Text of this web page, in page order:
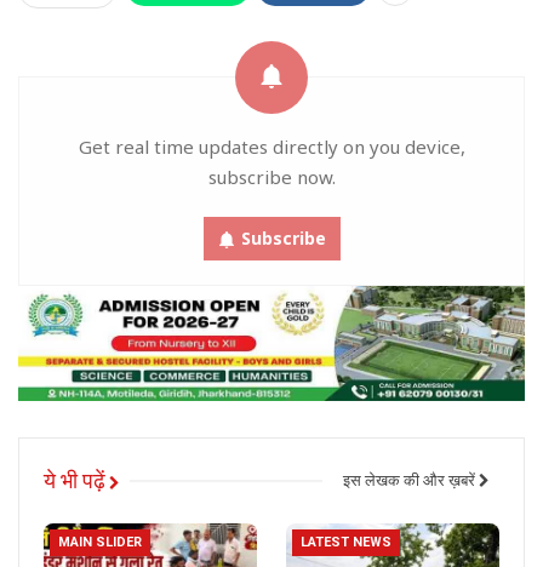
Get real time updates directly on you device,
subscribe now.
Subscribe
ये भी पढ़ें इस लेखक की और ख़बरें
MAIN SLIDER LATEST NEWS